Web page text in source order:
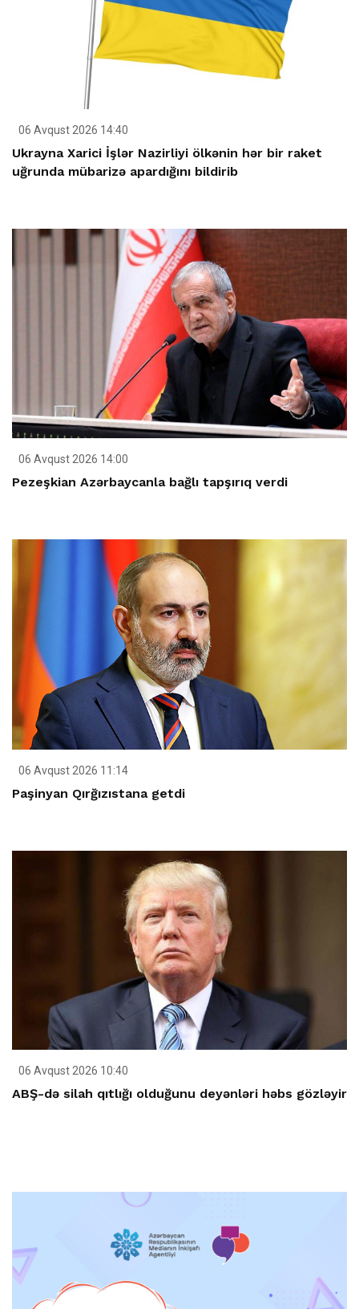
06 Avqust 2026 14:40
Ukrayna Xarici İşlər Nazirliyi ölkənin hər bir raket
uğrunda mübarizə apardığını bildirib
06 Avqust 2026 14:00
Pezeşkian Azərbaycanla bağlı tapşırıq verdi
06 Avqust 2026 11:14
Paşinyan Qırğızıstana getdi
06 Avqust 2026 10:40
ABŞ-də silah qıtlığı olduğunu deyənləri həbs gözləyir